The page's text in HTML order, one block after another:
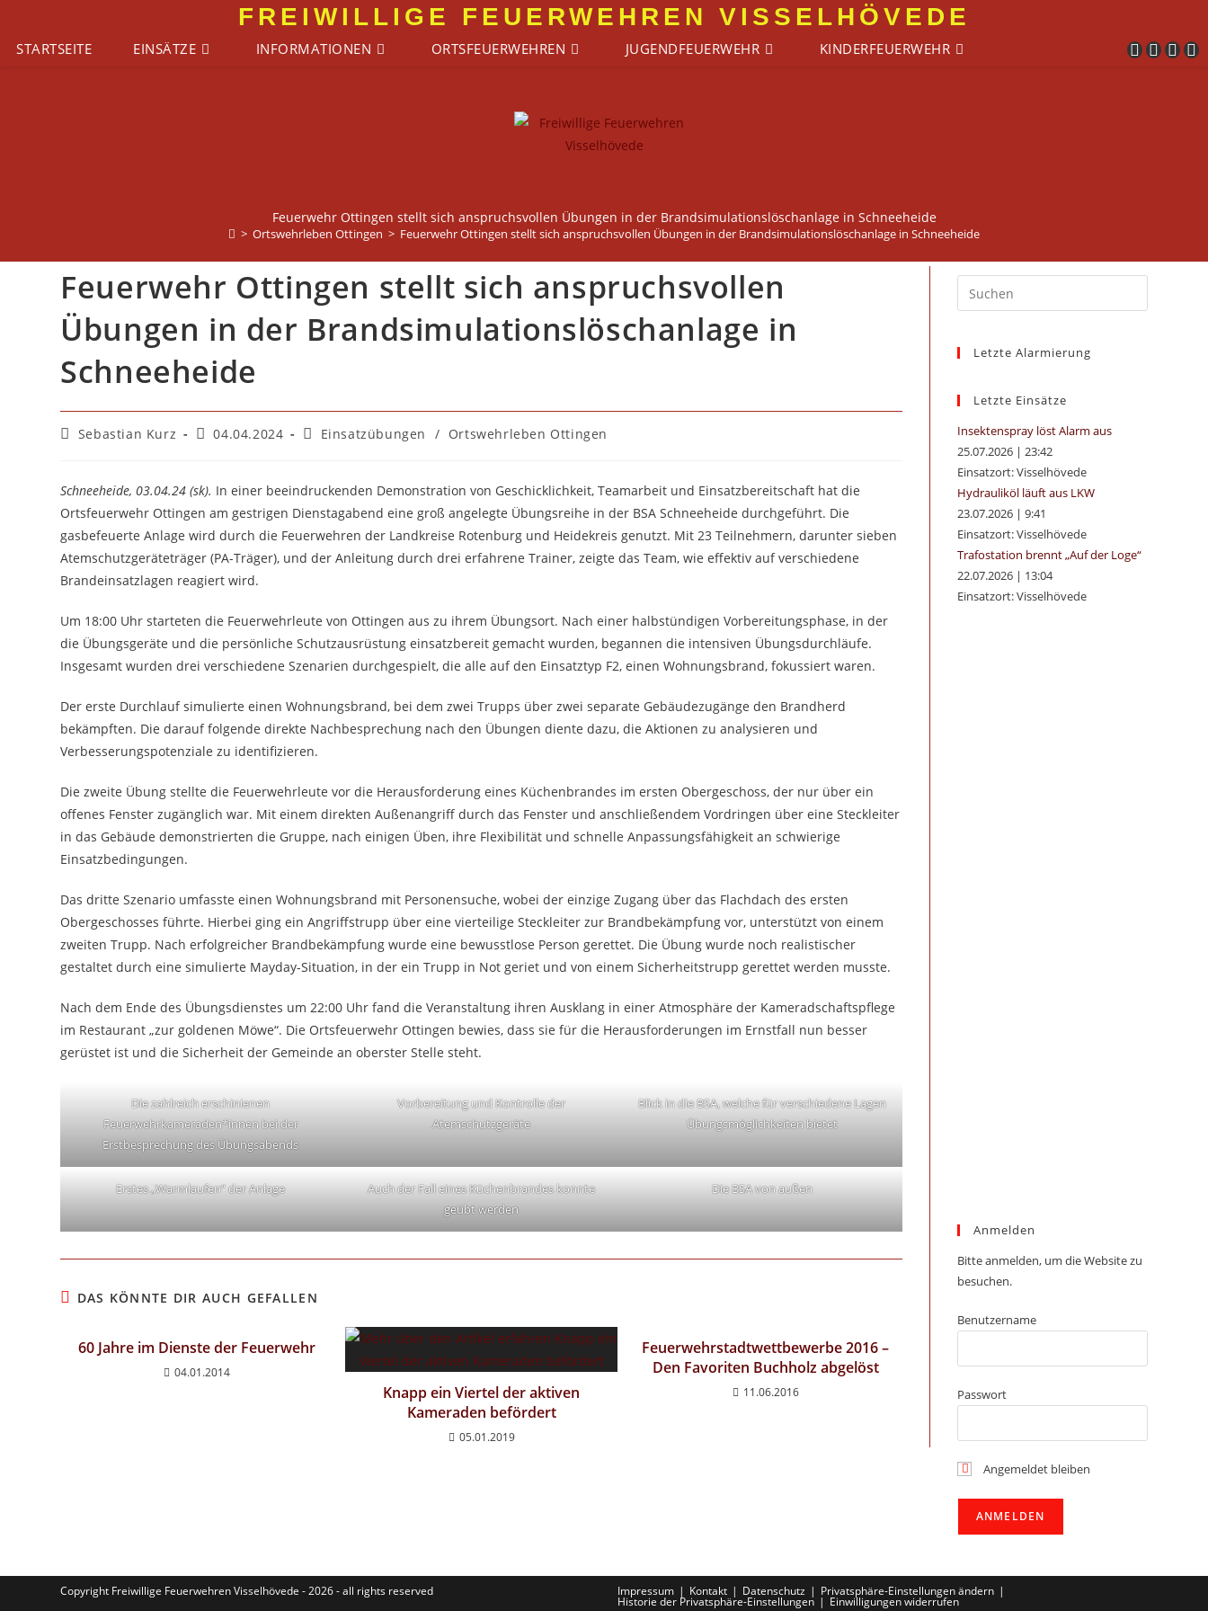
springen
FREIWILLIGE FEUERWEHREN VISSELHÖVEDE
STARTSEITE EINSÄTZE INFORMATIONEN ORTSFEUERWEHREN JUGENDFEUERWEHR KINDERFEUERWEHR
Feuerwehr Ottingen stellt sich anspruchsvollen Übungen in der Brandsimulationslöschanlage in Schneeheide
> Ortswehrleben Ottingen > Feuerwehr Ottingen stellt sich anspruchsvollen Übungen in der Brandsimulationslöschanlage in Schneeheide
Feuerwehr Ottingen stellt sich anspruchsvollen
Übungen in der Brandsimulationslöschanlage in
Schneeheide
Beitrags-
Sebastian Kurz
Beitrag
04.04.2024
Beitrags-
Einsatzübungen / Ortswehrleben Ottingen
Schneeheide, 03.04.24 (sk). In einer beeindruckenden Demonstration von Geschicklichkeit, Teamarbeit und Einsatzbereitschaft hat die
Ortsfeuerwehr Ottingen am gestrigen Dienstagabend eine groß angelegte Übungsreihe in der BSA Schneeheide durchgeführt. Die
gasbefeuerte Anlage wird durch die Feuerwehren der Landkreise Rotenburg und Heidekreis genutzt. Mit 23 Teilnehmern, darunter sieben
Atemschutzgeräteträger (PA-Träger), und der Anleitung durch drei erfahrene Trainer, zeigte das Team, wie effektiv auf verschiedene
Brandeinsatzlagen reagiert wird.
Um 18:00 Uhr starteten die Feuerwehrleute von Ottingen aus zu ihrem Übungsort. Nach einer halbstündigen Vorbereitungsphase, in der
die Übungsgeräte und die persönliche Schutzausrüstung einsatzbereit gemacht wurden, begannen die intensiven Übungsdurchläufe.
Insgesamt wurden drei verschiedene Szenarien durchgespielt, die alle auf den Einsatztyp F2, einen Wohnungsbrand, fokussiert waren.
Der erste Durchlauf simulierte einen Wohnungsbrand, bei dem zwei Trupps über zwei separate Gebäudezugänge den Brandherd
bekämpften. Die darauf folgende direkte Nachbesprechung nach den Übungen diente dazu, die Aktionen zu analysieren und
Verbesserungspotenziale zu identifizieren.
Die zweite Übung stellte die Feuerwehrleute vor die Herausforderung eines Küchenbrandes im ersten Obergeschoss, der nur über ein
offenes Fenster zugänglich war. Mit einem direkten Außenangriff durch das Fenster und anschließendem Vordringen über eine Steckleiter
in das Gebäude demonstrierten die Gruppe, nach einigen Üben, ihre Flexibilität und schnelle Anpassungsfähigkeit an schwierige
Einsatzbedingungen.
Das dritte Szenario umfasste einen Wohnungsbrand mit Personensuche, wobei der einzige Zugang über das Flachdach des ersten
Obergeschosses führte. Hierbei ging ein Angriffstrupp über eine vierteilige Steckleiter zur Brandbekämpfung vor, unterstützt von einem
zweiten Trupp. Nach erfolgreicher Brandbekämpfung wurde eine bewusstlose Person gerettet. Die Übung wurde noch realistischer
gestaltet durch eine simulierte Mayday-Situation, in der ein Trupp in Not geriet und von einem Sicherheitstrupp gerettet werden musste.
Nach dem Ende des Übungsdienstes um 22:00 Uhr fand die Veranstaltung ihren Ausklang in einer Atmosphäre der Kameradschaftspflege
im Restaurant „zur goldenen Möwe“. Die Ortsfeuerwehr Ottingen bewies, dass sie für die Herausforderungen im Ernstfall nun besser
gerüstet ist und die Sicherheit der Gemeinde an oberster Stelle steht.
Die zahlreich erschinienen
Feuerwehrkameraden*innen bei der
Erstbesprechung des Übungsabends
Vorbereitung und Kontrolle der
Atemschutzgeräte
Blick in die BSA, welche für verschiedene Lagen
Übungsmöglichkeiten bietet
Erstes „Warmlaufen“ der Anlage
Auch der Fall eines Küchenbrandes konnte
geübt werden
Die BSA von außen
DAS KÖNNTE DIR AUCH GEFALLEN
60 Jahre im Dienste der Feuerwehr
04.01.2014
Knapp ein Viertel der aktiven
Kameraden befördert
05.01.2019
Feuerwehrstadtwettbewerbe 2016 –
Den Favoriten Buchholz abgelöst
11.06.2016
Escape
Letzte Alarmierung
Letzte Einsätze
Insektenspray löst Alarm aus
25.07.2026| 23:42
Einsatzort: Visselhövede
Hydrauliköl läuft aus LKW
23.07.2026| 9:41
Einsatzort: Visselhövede
Trafostation brennt „Auf der Loge“
22.07.2026| 13:04
Einsatzort: Visselhövede
Anmelden
Bitte anmelden, um die Website zu
besuchen.
Benutzername
Passwort
Angemeldet bleiben
Impressum Kontakt Datenschutz Privatsphäre-Einstellungen ändern
Historie der Privatsphäre-Einstellungen Einwilligungen widerrufen
Copyright Freiwillige Feuerwehren Visselhövede - 2026 - all rights reserved